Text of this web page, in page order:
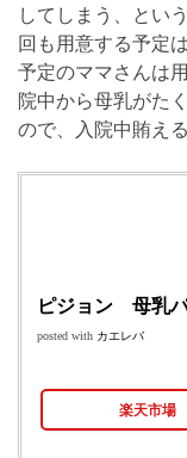
してしまう、とい
回も用意する予定
予定のママさんは
院中から母乳がた
ので、入院中賄え
ピジョン 母乳
posted with カエレバ
楽天市場